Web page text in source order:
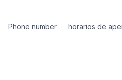
Phone number horarios de